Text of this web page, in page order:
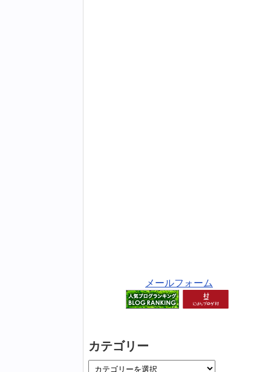
メールフォーム
カテゴリー